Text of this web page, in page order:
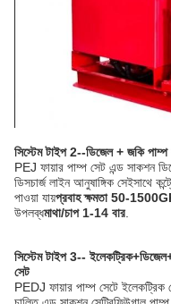
সিস্টেম টাইপ 2--ডিজেল + জকি পাম্প
PEJ ফায়ার পাম্প সেট এন্ড সাকশন
ডিসচার্জ লাইন আনুষাঙ্গিক সেইসাথে
পাওয়া যায়প্রবাহ ক্ষমতা 50-
উপলব্ধমাথা/চাপ 1-14 বার.
সিস্টেম টাইপ 3--
সেট
PEDJ ফায়ার পাম্প সেটে ইলেকট্রিক